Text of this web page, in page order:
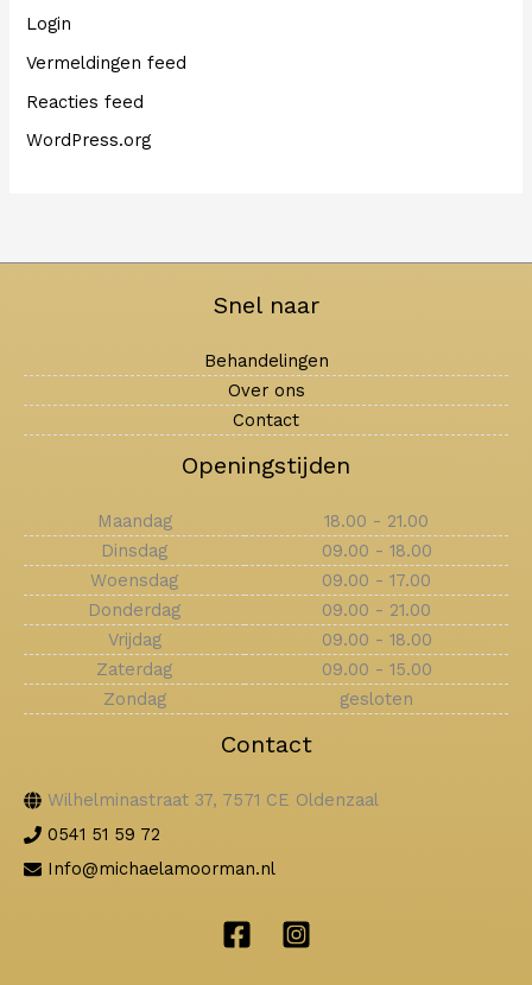
Login
Vermeldingen feed
Reacties feed
WordPress.org
Snel naar
Behandelingen
Over ons
Contact
Openingstijden
Maandag
18.00 - 21.00
Dinsdag
09.00 - 18.00
Woensdag
09.00 - 17.00
Donderdag
09.00 - 21.00
Vrijdag
09.00 - 18.00
Zaterdag
09.00 - 15.00
Zondag
gesloten
Contact
Wilhelminastraat 37, 7571 CE Oldenzaal
0541 51 59 72
Info@michaelamoorman.nl